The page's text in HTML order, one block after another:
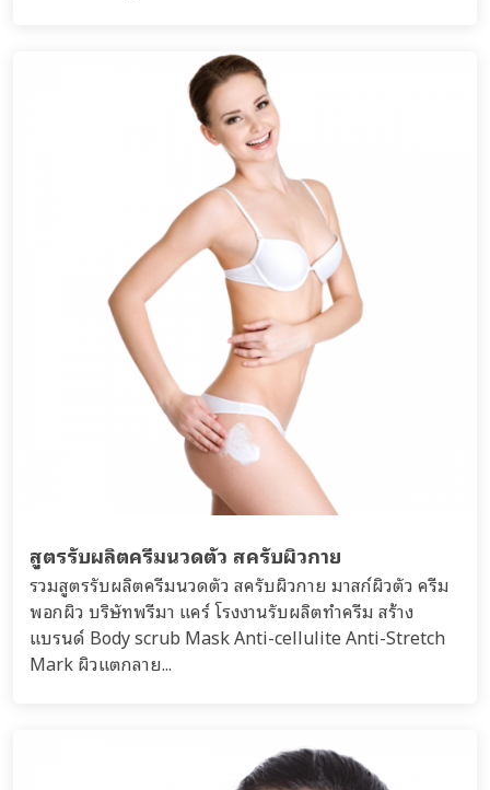
สูตรรับผลิตครีมนวดตัว สครับผิวกาย
รวมสูตรรับผลิตครีมนวดตัว สครับผิวกาย มาสก์ผิวตัว ครีม
พอกผิว บริษัทพรีมา แคร์ โรงงานรับผลิตทำครีม สร้าง
แบรนด์ Body scrub Mask Anti-cellulite Anti-Stretch
Mark ผิวแตกลาย...